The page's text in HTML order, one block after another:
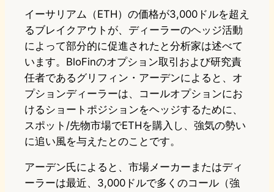
e
t
o
d
o
s
k
y
b
o
o
k
e
n
a
イーサリアム（ETH）の価格が3,000ドルを超え
るブレイクアウトが、ディーラーのヘッジ活動
によって部分的に促進されたと分析家は述べて
います。BloFinのオプション取引および研究責
任者であるグリフィン・アーデンによると、オ
プションディーラーは、コールオプションにお
けるショートポジションをヘッジするために、
スポット/先物市場でETHを購入し、強気の勢い
に追い風を与えたとのことです。
アーデン氏によると、市場メーカーまたはディ
ーラーは最近、3,000ドルで多くのコール（強